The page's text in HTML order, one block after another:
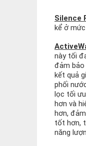
Silence
kể ở mức
này tối
đảm
kết quả
phối
lọc tối
hơn và
hơn,
tốt hơn,
năng